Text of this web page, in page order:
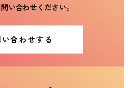
い合わせください。
い合わせする